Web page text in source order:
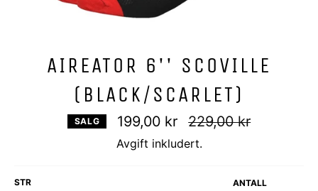
AIREATOR 6'' SCOVILLE
(BLACK/SCARLET)
SALG 199,00 kr
Vanlig
pris
229,00 kr
Avgift inkludert.
STR ANTALL